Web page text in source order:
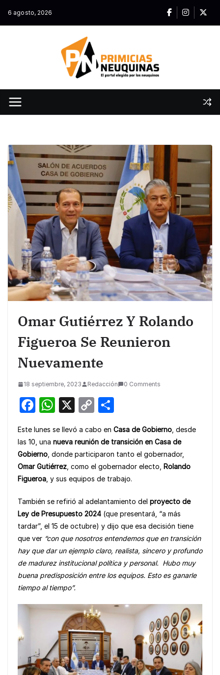
6 agosto, 2026
Omar Gutiérrez Y Rolando
Figueroa Se Reunieron
Nuevamente
18 septiembre, 2023 Redacción 0 Comments
F
c
e
b
o
o
k
W
at
s
A
p
p
X
C
p
y
Li
n
k
ar
e
Este lunes se llevó a cabo en Casa de Gobierno , desde
las 10, una nueva reunión de transición en Casa de
Gobierno , donde participaron tanto el gobernador,
Omar Gutiérrez , como el gobernador electo, Rolando
Figueroa , y sus equipos de trabajo.
También se refirió al adelantamiento del proyecto de
Ley de Presupuesto 2024 (que presentará, “a más
tardar”, el 15 de octubre) y dijo que esa decisión tiene
que ver “con que nosotros entendemos que en transición
hay que dar un ejemplo claro, realista, sincero y profundo
de madurez institucional política y personal. Hubo muy
buena predisposición entre los equipos. Esto es ganarle
tiempo al tiempo”.